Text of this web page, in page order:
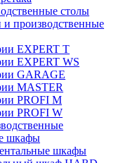
столы
и производственные
EXPERT T
EXPERT WS
GARAGE
MASTER
PROFI M
PROFI W
шкафы
шкафы